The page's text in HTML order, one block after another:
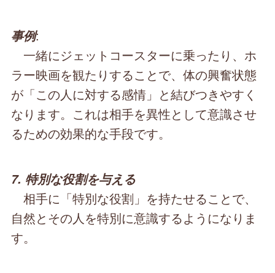
事例:
一緒にジェットコースターに乗ったり、ホ
ラー映画を観たりすることで、体の興奮状態
が「この人に対する感情」と結びつきやすく
なります。これは相手を異性として意識させ
るための効果的な手段です。
7. 特別な役割を与える
相手に「特別な役割」を持たせることで、
自然とその人を特別に意識するようになりま
す。